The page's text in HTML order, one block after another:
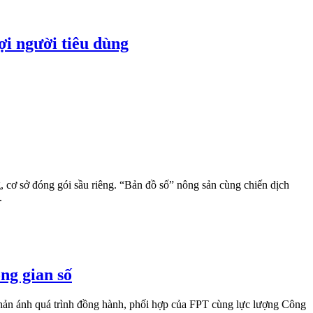
người tiêu dùng
sở đóng gói sầu riêng. “Bản đồ số” nông sản cùng chiến dịch
gian số
ánh quá trình đồng hành, phối hợp của FPT cùng lực lượng Công